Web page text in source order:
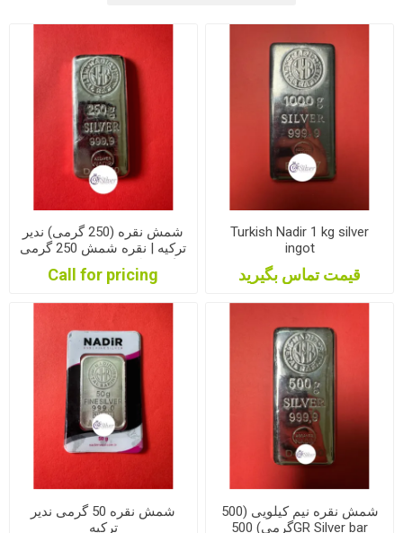
شمش نقره (250 گرمی) ندیر
ترکیه | نقره شمش 250 گرمی
گرمی
Call for pricing
Turkish Nadir 1 kg silver
ingot
قیمت تماس بگیرید
شمش نقره 50 گرمی ندیر
ترکیه
شمش نقره نیم کیلویی (500
گرمی) 500GR Silver bar